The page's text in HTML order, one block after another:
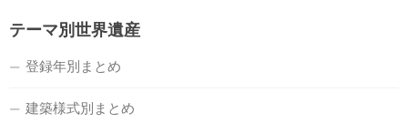
テーマ別世界遺産
登録年別まとめ
建築様式別まとめ